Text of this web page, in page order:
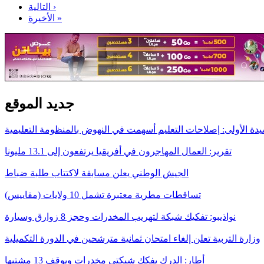
التالية ›
الأخيرة »
جديد الموقع
الأولى: إصلاحات التعليم أسهمت في النهوض بالمنظومة التعليمية
تقرير: العمال المهاجرون في أفريقيا يرتفعون إلى 13.1 مليونا
الجيش الوطني يعلن مسابقة لاكتتاب طلبة ضباط
تساقطات مطرية معتبرة تشمل 10 ولايات (مقاييس)
نواذيبو: تفكيك شبكة لتهريب المخدرات وحجز 8 زوارق وسيارة
وزارة التربية تعلن إلغاء امتحان ثمانية مترشحين في الدورة التكميلية
أطار: الدرك يفكك شبكتي مخدرات ويوقف 13 مشتبها